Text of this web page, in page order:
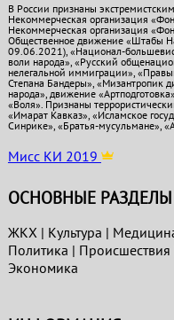
В России признаны
Некоммерческая организация
Некоммерческая организация
Общественное движение «Штабы
09.06.2021), «Национал-
воли народа», «Русский
нелегальной иммиграции»,
Степана Бандеры», «Мизантропик
народа», движение
«Воля». Признаны
«Имарат Кавказ», «Исламское
Синрике», «Братья-мусульмане»,
Мисс КИ 2019
ОСНОВНЫЕ РАЗДЕЛЫ
ЖКХ | Культура |
Политика | Проиcшествия
Экономика